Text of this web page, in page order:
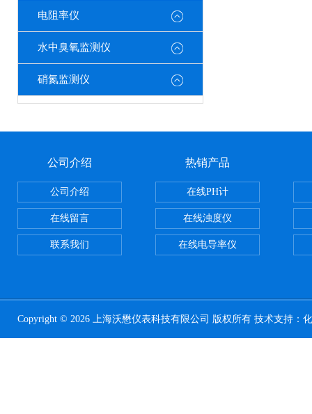
电阻率仪
水中臭氧监测仪
硝氮监测仪
公司介绍
公司介绍
在线留言
联系我们
热销产品
在线PH计
在线浊度仪
在线电导率仪
Copyright © 2026 上海沃懋仪表科技有限公司 版权所有 技术支持：